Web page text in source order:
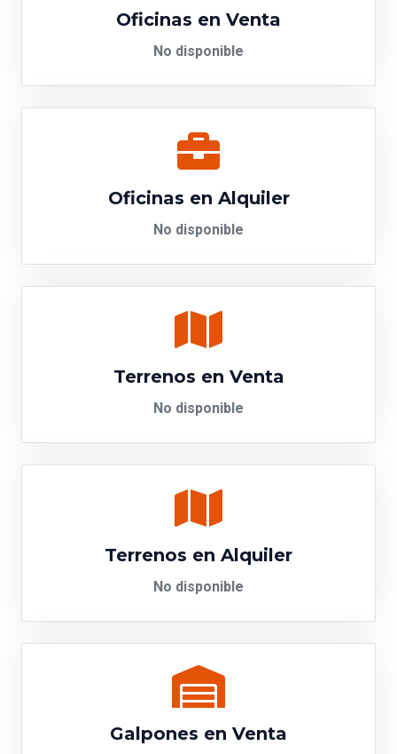
Oficinas en Venta
No disponible
Oficinas en Alquiler
No disponible
Terrenos en Venta
No disponible
Terrenos en Alquiler
No disponible
Galpones en Venta